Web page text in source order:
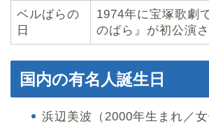
ベルばらの
日
1974年に宝塚歌劇
のばら』が初公演さ
国内の有名人誕生日
浜辺美波（2000年生まれ／女